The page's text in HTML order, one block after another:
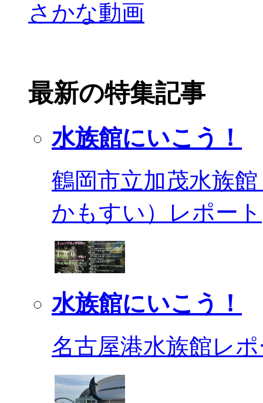
最新の特集記事
水族館にいこう！
鶴岡市立加茂水族
かもすい）レポート
水族館にいこう！
名古屋港水族館レ